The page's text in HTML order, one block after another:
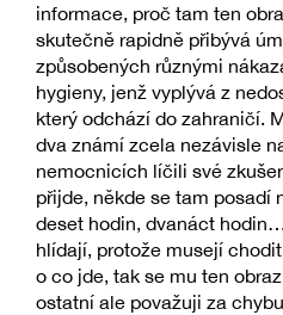
informace, proč tam ten
skutečně rapidně přibývá
způsobených různými
hygieny, jenž vyplývá z
který odchází do zahraničí.
dva známí zcela nezávisle
nemocnicích líčili své
přijde, někde se tam posadí
deset hodin, dvanáct
hlídají, protože musejí
o co jde, tak se mu ten
ostatní ale považuji za